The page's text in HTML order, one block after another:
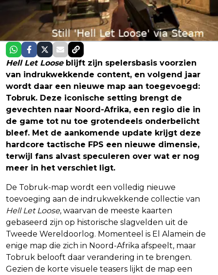
Hell Let Looseblijft zijn spelersbasis voorzien
van indrukwekkende content, en volgend jaar
wordt daar een nieuwe map aan toegevoegd:
Tobruk. Deze iconische setting brengt de
gevechten naar Noord-Afrika, een regio die in
de game tot nu toe grotendeels onderbelicht
bleef. Met de aankomende update krijgt deze
hardcore tactische FPS een nieuwe dimensie,
terwijl fans alvast speculeren over wat er nog
meer in het verschiet ligt.
De Tobruk-map wordt een volledig nieuwe
toevoeging aan de indrukwekkende collectie van
Hell Let Loose, waarvan de meeste kaarten
gebaseerd zijn op historische slagvelden uit de
Tweede Wereldoorlog. Momenteel is El Alamein de
enige map die zich in Noord-Afrika afspeelt, maar
Tobruk belooft daar verandering in te brengen.
Gezien de korte visuele teasers lijkt de map een